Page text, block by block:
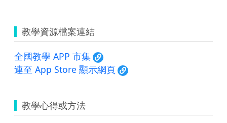
教學資源檔案連結
全國教學 APP 市集
連至 App Store 顯示網頁
教學心得或方法